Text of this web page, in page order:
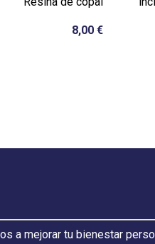
8,00 €
a mejorar tu bienestar